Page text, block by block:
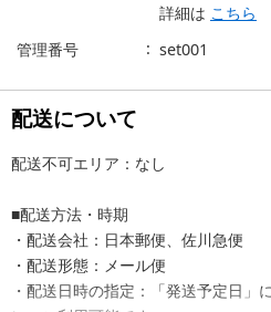
詳細は こちら
管理番号
set001
配送について
配送不可エリア：なし
■配送方法・時期
・配送会社：日本郵便、佐川急便
・配送形態：メール便
・配送日時の指定：「発送予定日」